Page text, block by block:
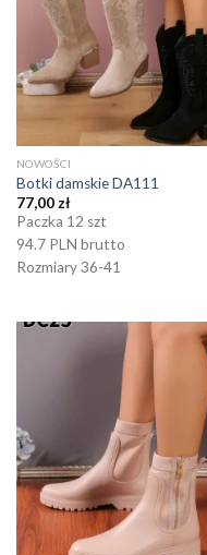
NOWOŚCI
Botki damskie DA111
77,00 zł
Paczka 12 szt
94.7 PLN brutto
Rozmiary 36-41